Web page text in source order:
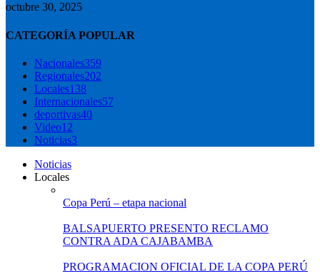
octubre 30, 2025
CATEGORÍA POPULAR
Nacionales359
Regionales202
Locales138
Internacionales57
deportivas40
Video12
Noticias3
Noticias
Locales
Copa Perú – etapa nacional
BALSAPUERTO PRESENTO RECLAMO
CONTRA ADA CAJABAMBA
PROGRAMACION OFICIAL DE LA COPA PERÚ